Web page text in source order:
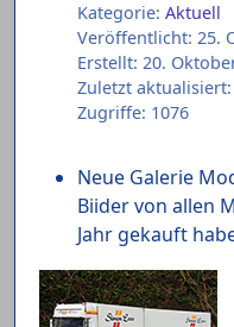
Kategorie: Aktuell
Veröffentlicht: 25.
Erstellt: 20.
Zuletzt
Zugriffe: 1076
Neue Galerie
Biider von allen
Jahr gekauft